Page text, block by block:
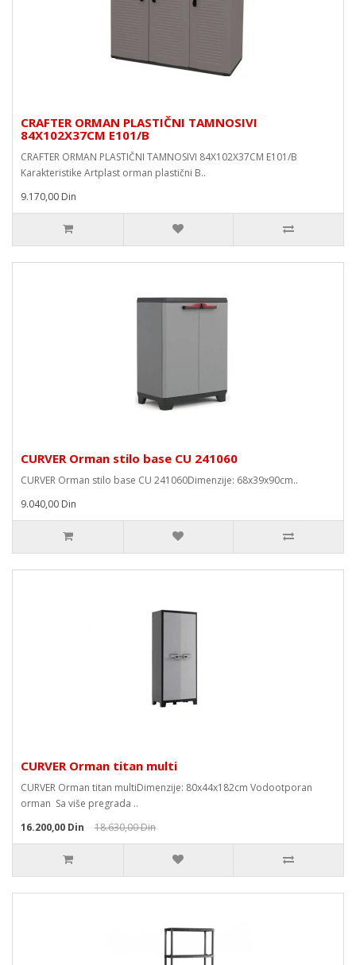
CRAFTER ORMAN PLASTIČNI TAMNOSIVI
84X102X37CM E101/B
CRAFTER ORMAN PLASTIČNI TAMNOSIVI 84X102X37CM E101/B
Karakteristike Artplast orman plastični B..
9.170,00 Din
CURVER Orman stilo base CU 241060
CURVER Orman stilo base CU 241060Dimenzije: 68x39x90cm..
9.040,00 Din
CURVER Orman titan multi
CURVER Orman titan multiDimenzije: 80x44x182cm Vodootporan
orman Sa više pregrada ..
16.200,00 Din
18.630,00 Din